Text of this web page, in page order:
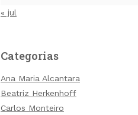
« jul
Categorias
Ana Maria Alcantara
Beatriz Herkenhoff
Carlos Monteiro